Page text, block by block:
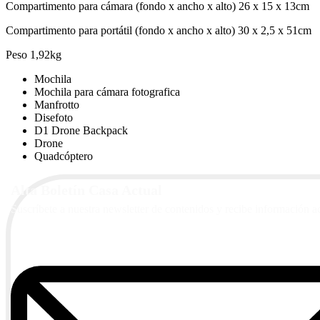
Compartimento para cámara (fondo x ancho x alto) 26 x 15 x 13cm
Compartimento para portátil (fondo x ancho x alto) 30 x 2,5 x 51cm
Peso 1,92kg
Mochila
Mochila para cámara fotografica
Manfrotto
Disefoto
D1 Drone Backpack
Drone
Quadcóptero